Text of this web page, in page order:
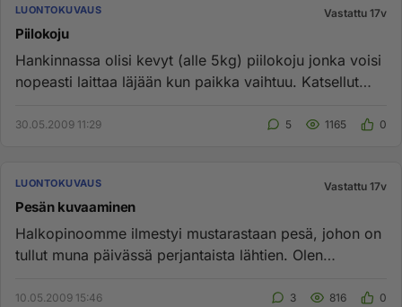
LUONTOKUVAUS Vastattu 17v
Piilokoju
Hankinnassa olisi kevyt (alle 5kg) piilokoju jonka voisi
nopeasti laittaa läjään kun paikka vaihtuu. Katsellut
30.05.2009 11:29 5 1165 0
LUONTOKUVAUS Vastattu 17v
Pesän kuvaaminen
Halkopinoomme ilmestyi mustarastaan pesä, johon on
tullut muna päivässä perjantaista lähtien. Olen
10.05.2009 15:46 3 816 0